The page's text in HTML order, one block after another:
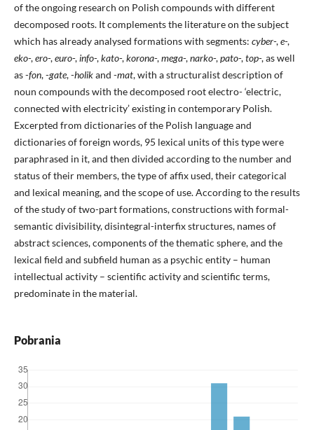
of the ongoing research on Polish compounds with different
decomposed roots. It complements the literature on the subject
which has already analysed formations with segments: cyber-,e-,
eko-,ero-,euro-,info-,kato-,korona-,mega-,narko-,pato-,top-, as well
as -fon, -gate, -holikand -mat, with a structuralist description of
noun compounds with the decomposed root electro- ‘electric,
connected with electricity’ existing in contemporary Polish.
Excerpted from dictionaries of the Polish language and
dictionaries of foreign words, 95 lexical units of this type were
paraphrased in it, and then divided according to the number and
status of their members, the type of affix used, their categorical
and lexical meaning, and the scope of use. According to the results
of the study of two-part formations, constructions with formal-
semantic divisibility, disintegral-interfix structures, names of
abstract sciences, components of the thematic sphere, and the
lexical field and subfield human as a psychic entity – human
intellectual activity – scientific activity and scientific terms,
predominate in the material.
Pobrania